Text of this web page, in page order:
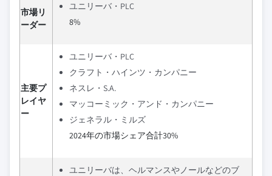
市場リ
ーダー
ユニリーバ・PLC
8%
主要プ
レイヤ
ー
ユニリーバ・PLC
クラフト・ハインツ・カンパニー
ネスレ・S.A.
マッコーミック・アンド・カンパニー
ジェネラル・ミルズ
2024年の市場シェア合計30%
ユニリーバは、ヘルマンスやノールなどのブ